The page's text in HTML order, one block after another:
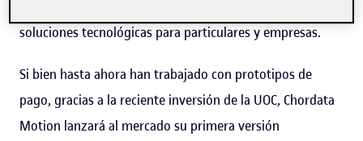
soluciones tecnológicas para particulares y empresas.
Si bien hasta ahora han trabajado con prototipos de
pago, gracias a la reciente inversión de la UOC, Chordata
Motion lanzará al mercado su primera versión